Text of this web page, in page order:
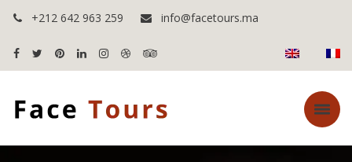
+212 642 963 259 info@facetours.ma